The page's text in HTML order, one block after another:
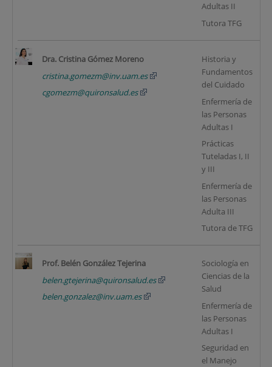
Adultas II
Tutora TFG
Dra. Cristina Gómez Moreno
cristina.gomezm@inv.uam.es
cgomezm@quironsalud.es
Historia y
Fundamentos
del Cuidado
Enfermería de
las Personas
Adultas I
Prácticas
Tuteladas I, II
y III
Enfermería de
las Personas
Adulta III
Tutora de TFG
Prof. Belén González Tejerina
belen.gtejerina@quironsalud.es
belen.gonzalez@inv.uam.es
Sociología en
Ciencias de la
Salud
Enfermería de
las Personas
Adultas I
Seguridad en
el Manejo